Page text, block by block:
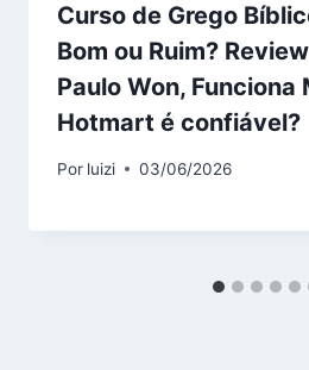
Curso de Grego
Bom ou Ruim?
Paulo Won, Funciona
Hotmart é confiável?
Por luizi 03/06/2026